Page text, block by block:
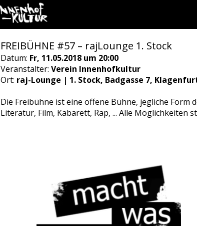
FREIBÜHNE #57 – rajLounge 1. Stock
Datum: Fr, 11.05.2018 um 20:00
Veranstalter: Verein Innenhofkultur
Ort: raj-Lounge | 1. Stock, Badgasse 7,
Die Freibühne ist eine offene Bühne, jegliche Form
Literatur, Film, Kabarett, Rap, ... Alle Möglichkeiten